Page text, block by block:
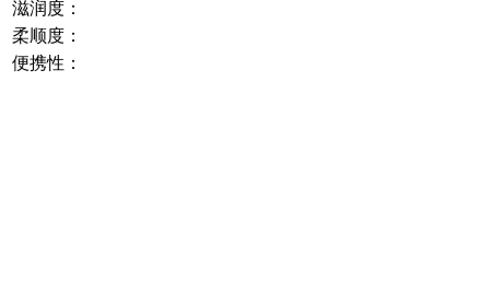
滋润度：
柔顺度：
便携性：